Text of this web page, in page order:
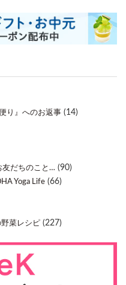
り』へのお返事 (14)
友だちのこと… (90)
Yoga Life (66)
菜レシピ (227)